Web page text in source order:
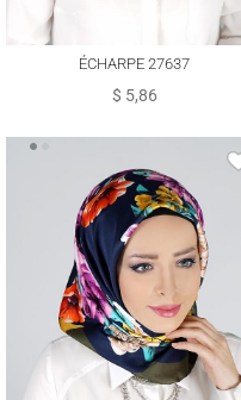
ÉCHARPE 27637
$ 5,86